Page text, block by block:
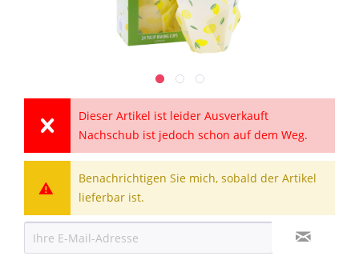
Dieser Artikel ist leider Ausverkauft
Nachschub ist jedoch schon auf dem Weg.
Benachrichtigen Sie mich, sobald der Artikel
lieferbar ist.